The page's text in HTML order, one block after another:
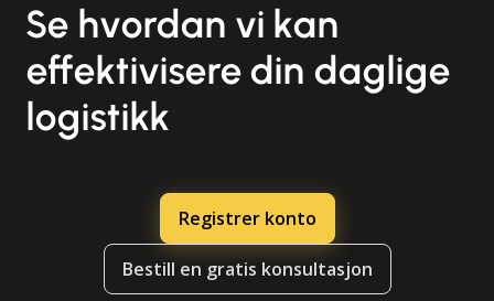
Se hvordan vi kan
effektivisere din daglige
logistikk
Registrer konto
Bestill en gratis konsultasjon